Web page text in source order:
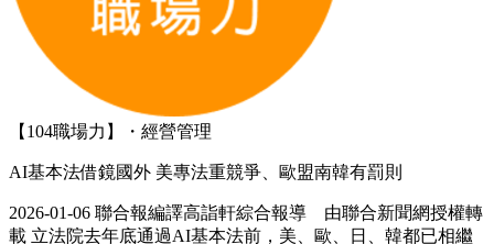
【104職場力】・經營管理
AI基本法借鏡國外 美專法重競爭、歐盟南韓有罰則
2026-01-06 聯合報編譯高詣軒綜合報導 由聯合新聞網授權轉
載 立法院去年底通過AI基本法前，美、歐、日、韓都已相繼